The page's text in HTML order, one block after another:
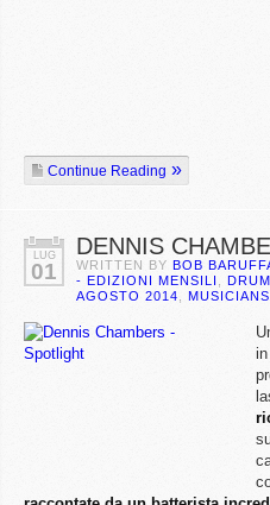
Continue Reading
LUG
01
DENNIS
WRITTEN BY BOB
- EDIZIONI MENSILI
AGOSTO 2014
MUSICIANS